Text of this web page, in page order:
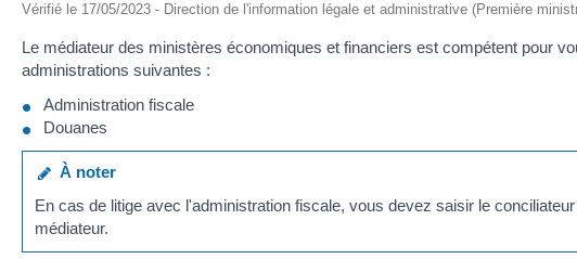
Vérifié le 17/05/2023 - Direction de l'information légale et administrative (Première
Le médiateur des ministères économiques et financiers est compétent pour
administrations suivantes :
Administration fiscale
Douanes
À noter
En cas de litige avec l'administration fiscale, vous devez saisir le
médiateur.